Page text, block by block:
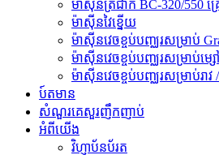
ម៉ាស៊ីនត្រជាក់ BC-320/550 គ្
ម៉ាស៊ីនវៃខ្នើយ
ម៉ាស៊ីនវេចខ្ចប់បញ្ឈរសម្រាប់
ម៉ាស៊ីនវេចខ្ចប់បញ្ឈរសម្រាប់ម្សៅ
ម៉ាស៊ីនវេចខ្ចប់បញ្ឈរសម្រាប់រា
ប៍តមាន
សំណួរគេសួរញឹកញាប់
អំពីយើង
វិហ្ញាប័នប័រត